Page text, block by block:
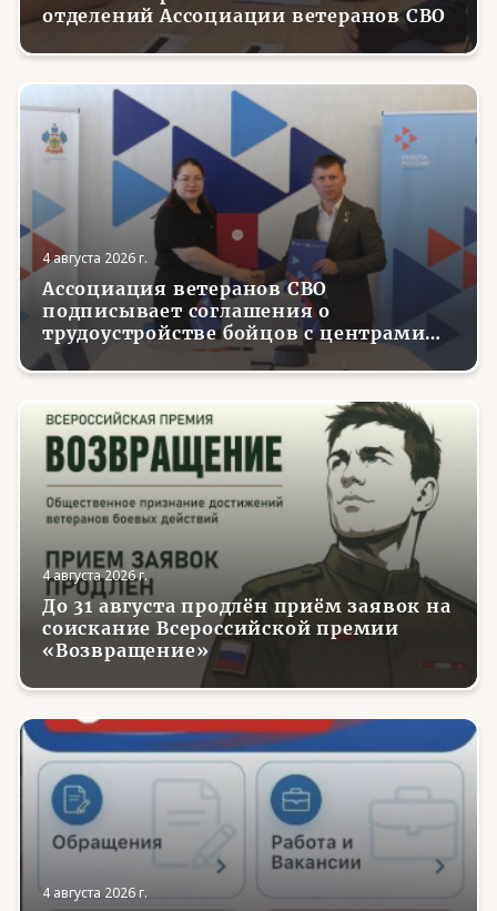
отделений Ассоциации ветеранов СВО
4 августа 2026 г.
Ассоциация ветеранов СВО
подписывает соглашения о
трудоустройстве бойцов с центрами
занятости в регионах России
4 августа 2026 г.
До 31 августа продлён приём заявок на
соискание Всероссийской премии
«Возвращение»
4 августа 2026 г.